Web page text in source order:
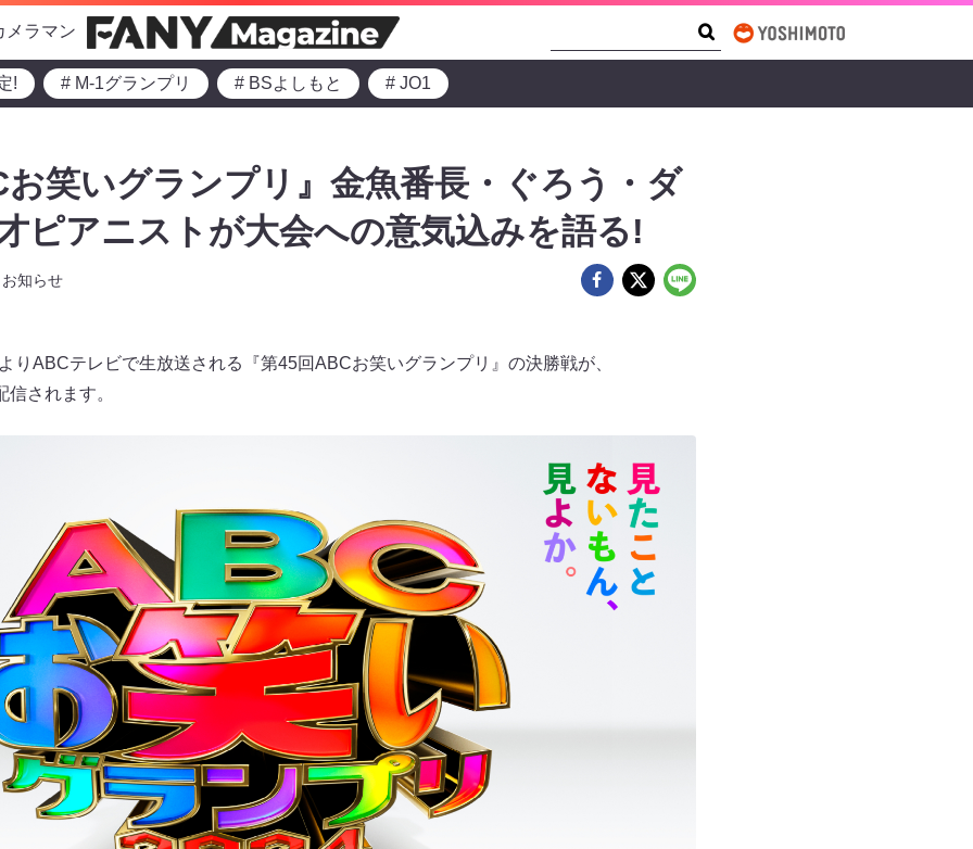
メラマン
! # M-1グランプリ # BSよしもと # JO1
笑いグランプリ』金魚番長・ぐろう・ダ
ピアニストが大会への意気込みを語る!
お知らせ
りABCテレビで生放送される『第45回ABCお笑いグランプリ』の決勝戦が、
されます。